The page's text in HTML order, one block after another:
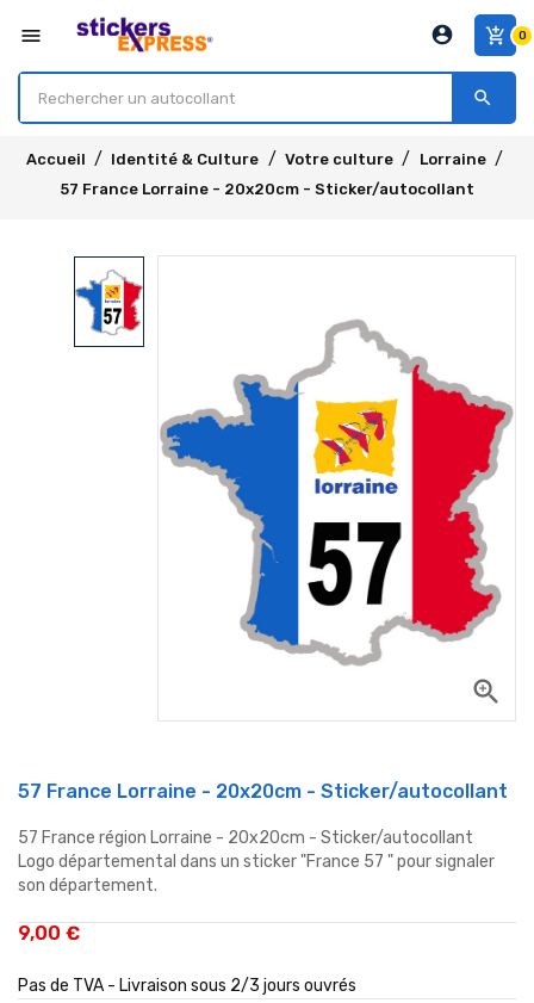
menu add_shopping_cart 0
account_circle
search
Accueil Identité & Culture Votre culture
Lorraine
57 France Lorraine - 20x20cm - Sticker/autocollant
zoom_in
57 France Lorraine - 20x20cm - Sticker/autocollant
57 France région Lorraine - 20x20cm - Sticker/autocollant
Logo départemental dans un sticker "France 57 " pour signaler
son département.
9,00 €
Pas de TVA - Livraison sous 2/3 jours ouvrés